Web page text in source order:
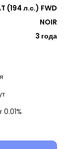
(194 л.с.) FWD
NOIR
3 года
0.01%